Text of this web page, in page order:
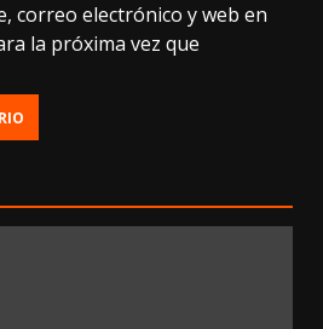
correo electrónico y web en
la próxima vez que